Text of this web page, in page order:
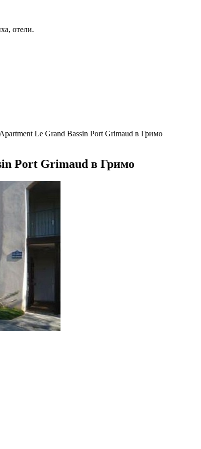
отели.
Le Grand Bassin Port Grimaud в Гримо
Port Grimaud в Гримо